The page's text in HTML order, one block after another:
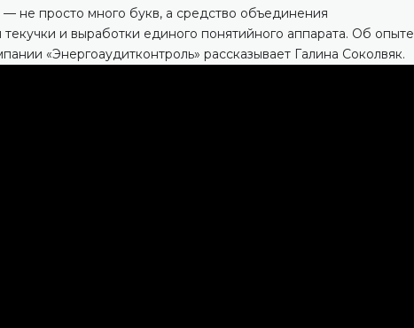
не просто много букв, а средство объединения
и выработки единого понятийного аппарата. Об опыте
«Энергоаудитконтроль» рассказывает Галина Соколвяк.